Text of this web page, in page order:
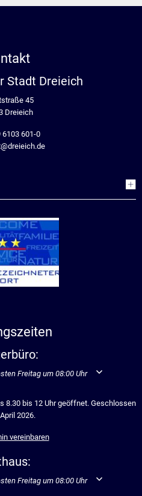
Stadt Dreieich
45
Dreieich
6103 601-0
oder Schließzeiten auszublenden
Freitag um 08:00 Uhr
8.30 bis 12 Uhr geöffnet. Geschlossen
2026.
vereinbaren
oder Schließzeiten auszublenden
Freitag um 08:00 Uhr